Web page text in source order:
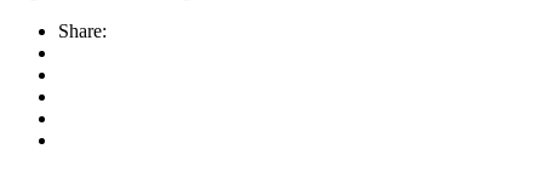
Share: